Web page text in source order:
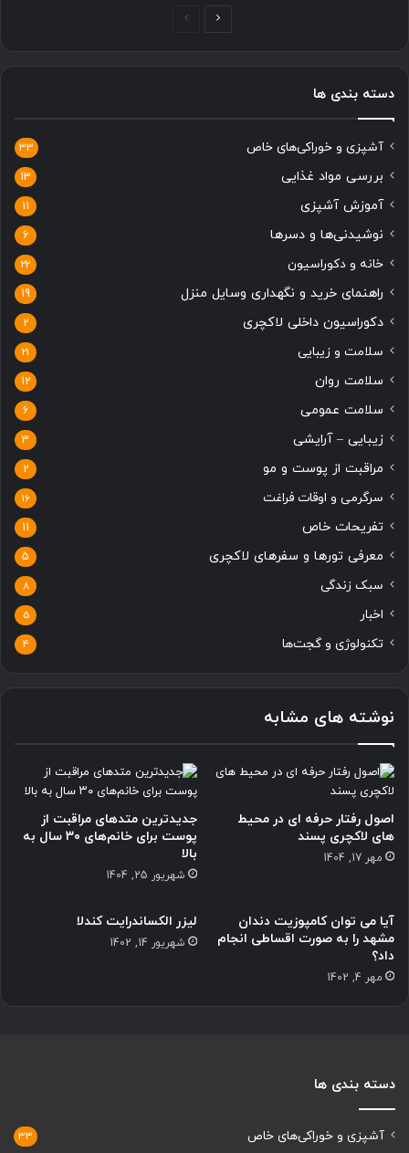
صفحه
صفحه
دسته بندی ها
آشپزی و خوراکی‌های خاص 33
بررسی مواد غذایی 13
آموزش آشپزی 11
نوشیدنی‌ها و دسرها 6
خانه و دکوراسیون 22
راهنمای خرید و نگهداری وسایل منزل 19
دکوراسیون داخلی لاکچری 2
سلامت و زیبایی 21
سلامت روان 12
سلامت عمومی 6
زیبایی – آرایشی 3
مراقبت از پوست و مو 2
سرگرمی و اوقات فراغت 16
تفریحات خاص 11
معرفی تورها و سفرهای لاکچری 5
سبک زندگی 8
اخبار 5
تکنولوژی و گجت‌ها 4
نوشته های مشابه
اصول رفتار حرفه ای در محیط
های لاکچری پسند
مهر 17, 1404
جدیدترین متدهای مراقبت از
پوست برای خانم‌های ۳۰ سال به
بالا
شهریور 25, 1404
آیا می توان کامپوزیت دندان
مشهد را به صورت اقساطی انجام
داد؟
مهر 4, 1402
لیزر الکساندرایت کندلا
شهریور 14, 1402
دسته بندی ها
آشپزی و خوراکی‌های خاص 33